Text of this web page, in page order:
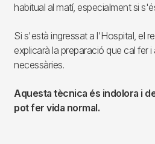
habitual al matí, especialment si
Si s'està ingressat a l'Hospital, el
explicarà la preparació que cal fer
necessàries.
Aquesta tècnica és indolora i
pot fer vida normal.